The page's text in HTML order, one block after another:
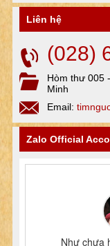
Liên hệ
(028)
Hòm thư 005
Minh
Email:
Zalo Official